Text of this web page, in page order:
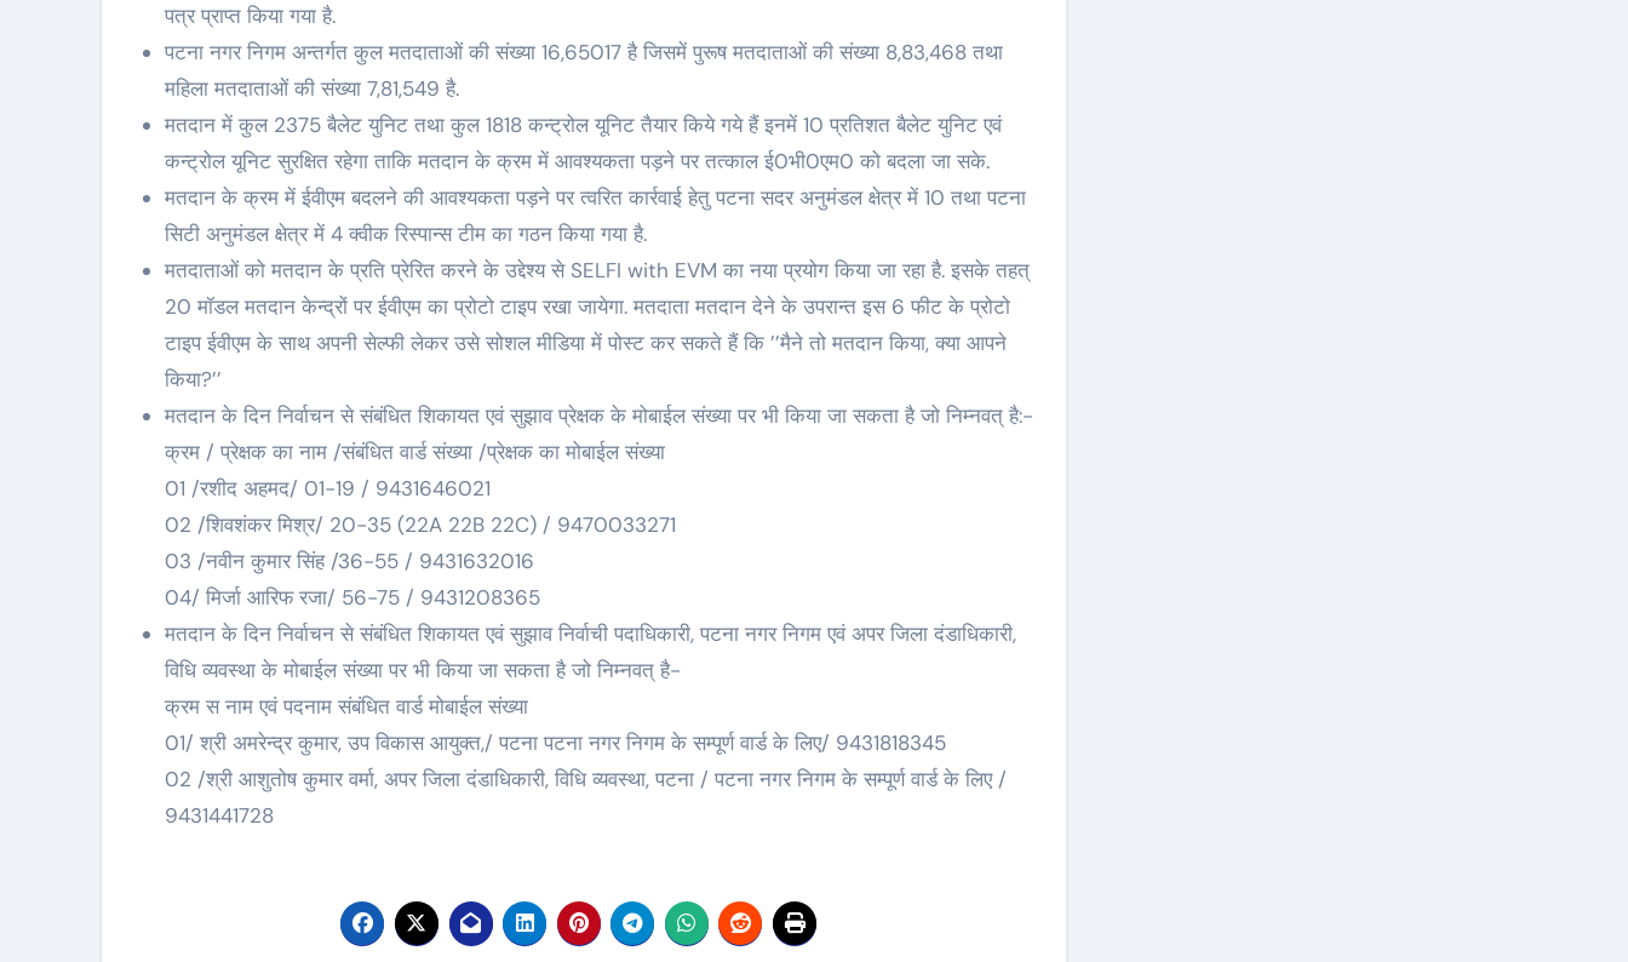
पत्र प्राप्त किया गया है.
पटना नगर निगम अन्तर्गत कुल मतदाताओं की संख्या 16,65017 है जिसमें पुरूष मतदाताओं की संख्या 8,83,468 तथा
महिला मतदाताओं की संख्या 7,81,549 है.
मतदान में कुल 2375 बैलेट युनिट तथा कुल 1818 कन्ट्रोल यूनिट तैयार किये गये हैं इनमें 10 प्रतिशत बैलेट युनिट एवं
कन्ट्रोल यूनिट सुरक्षित रहेगा ताकि मतदान के क्रम में आवश्यकता पड़ने पर तत्काल ई0भी0एम0 को बदला जा सके.
मतदान के क्रम में ईवीएम बदलने की आवश्यकता पड़ने पर त्वरित कार्रवाई हेतु पटना सदर अनुमंडल क्षेत्र में 10 तथा पटना
सिटी अनुमंडल क्षेत्र में 4 क्वीक रिस्पान्स टीम का गठन किया गया है.
मतदाताओं को मतदान के प्रति प्रेरित करने के उद्देश्य से SELFI with EVM का नया प्रयोग किया जा रहा है. इसके तहत्
20 मॉडल मतदान केन्द्रों पर ईवीएम का प्रोटो टाइप रखा जायेगा. मतदाता मतदान देने के उपरान्त इस 6 फीट के प्रोटो
टाइप ईवीएम के साथ अपनी सेल्फी लेकर उसे सोशल मीडिया में पोस्ट कर सकते हैं कि ’’मैने तो मतदान किया, क्या आपने
किया?’’
मतदान के दिन निर्वाचन से संबंधित शिकायत एवं सुझाव प्रेक्षक के मोबाईल संख्या पर भी किया जा सकता है जो निम्नवत् है:-
क्रम / प्रेक्षक का नाम /संबंधित वार्ड संख्या /प्रेक्षक का मोबाईल संख्या
01 /रशीद अहमद/ 01-19 / 9431646021
02 /शिवशंकर मिश्र/ 20-35 (22A 22B 22C) / 9470033271
03 /नवीन कुमार सिंह /36-55 / 9431632016
04/ मिर्जा आरिफ रजा/ 56-75 / 9431208365
मतदान के दिन निर्वाचन से संबंधित शिकायत एवं सुझाव निर्वाची पदाधिकारी, पटना नगर निगम एवं अपर जिला दंडाधिकारी,
विधि व्यवस्था के मोबाईल संख्या पर भी किया जा सकता है जो निम्नवत् है-
क्रम स नाम एवं पदनाम संबंधित वार्ड मोबाईल संख्या
01/ श्री अमरेन्द्र कुमार, उप विकास आयुक्त,/ पटना पटना नगर निगम के सम्पूर्ण वार्ड के लिए/ 9431818345
02 /श्री आशुतोष कुमार वर्मा, अपर जिला दंडाधिकारी, विधि व्यवस्था, पटना / पटना नगर निगम के सम्पूर्ण वार्ड के लिए /
9431441728